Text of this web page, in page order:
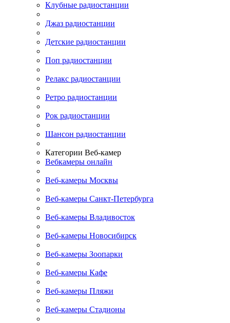
Клубные радиостанции
Джаз радиостанции
Детские радиостанции
Поп радиостанции
Релакс радиостанции
Ретро радиостанции
Рок радиостанции
Шансон радиостанции
Категории Веб-камер
Вебкамеры онлайн
Веб-камеры Москвы
Веб-камеры Санкт-Петербурга
Веб-камеры Владивосток
Веб-камеры Новосибирск
Веб-камеры Зоопарки
Веб-камеры Кафе
Веб-камеры Пляжи
Веб-камеры Стадионы